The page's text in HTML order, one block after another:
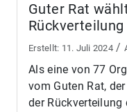
Guter Rat
Rückverteilung
11. Juli 2024 /
Als eine von 77
vom Guten Rat,
der